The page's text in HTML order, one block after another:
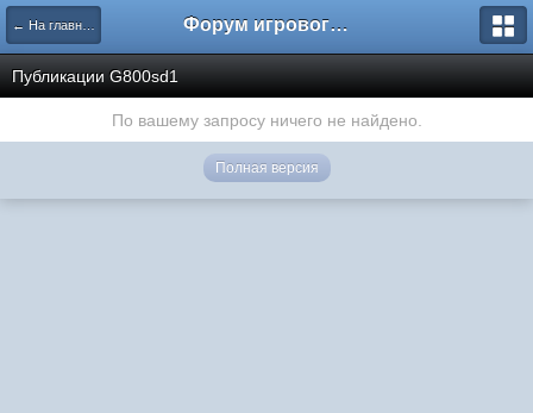
← На главную Форум игрового проекта Riverrise
Публикации G800sd1
По вашему запросу ничего не найдено.
Полная версия